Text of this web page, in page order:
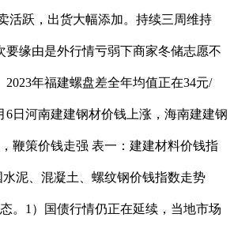
活跃，出货大幅添加。持续三周维持
要缘由是外行情亏弱下商家冬储志愿不
2023年福建螺盘差全年均值正在34元/
6日河南建建钢材价钱上涨，海南建建钢
鞭策价钱走强 表一：建建材料价钱指
泥、混凝土、螺纹钢价钱指数走势
。1）国债行情仍正在延续，当地市场